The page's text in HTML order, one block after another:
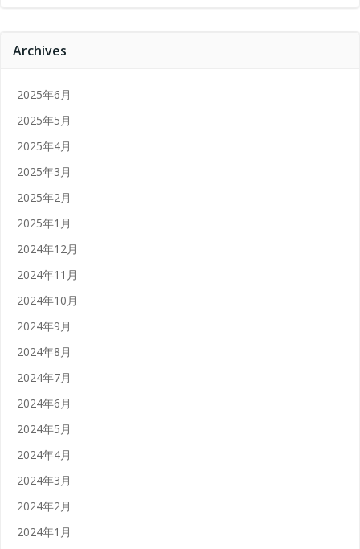
Archives
2025年6月
2025年5月
2025年4月
2025年3月
2025年2月
2025年1月
2024年12月
2024年11月
2024年10月
2024年9月
2024年8月
2024年7月
2024年6月
2024年5月
2024年4月
2024年3月
2024年2月
2024年1月